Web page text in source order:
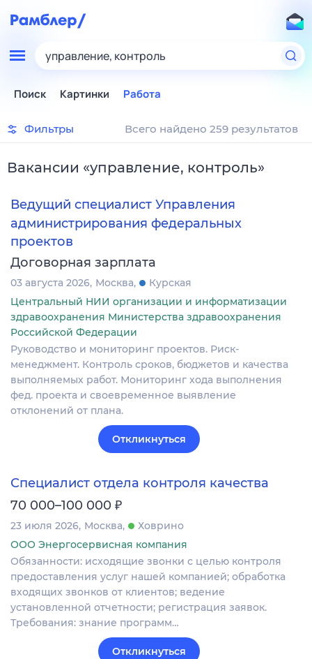
управление, контроль
Поиск Картинки Работа
Фильтры Всего найдено 259 результатов
Вакансии «управление, контроль»
Ведущий специалист Управления
администрирования федеральных
проектов
Договорная зарплата
03 августа 2026 Москва
Курская
Центральный НИИ организации и информатизации
здравоохранения Министерства здравоохранения
Российской Федерации
Руководство и мониторинг проектов. Риск-
менеджмент. Контроль сроков, бюджетов и качества
выполняемых работ. Мониторинг хода выполнения
фед. проекта и своевременное выявление
отклонений от плана.
Откликнуться
Специалист отдела контроля качества
70 000–100 000 ₽
23 июля 2026 Москва
Ховрино
ООО Энергосервисная компания
Обязанности: исходящие звонки с целью контроля
предоставления услуг нашей компанией; обработка
входящих звонков от клиентов; ведение
установленной отчетности; регистрация заявок.
Требования: знание программ…
Откликнуться